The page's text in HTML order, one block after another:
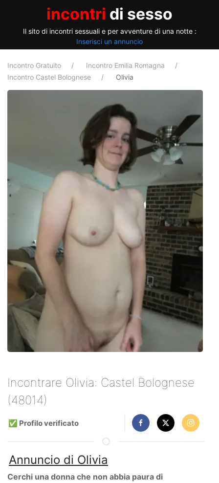
incontri di sesso
Il sito di incontri sessuali e per avventure di una notte :
Inserisci un annuncio
Incontro Gratuito
Incontro Emilia Romagna
Incontro Castel Bolognese
Olivia
Incontrare Olivia: Castel Bolognese
(48014)
✅ Profilo verificato
Annuncio di Olivia
Cerchi una donna che non abbia paura di